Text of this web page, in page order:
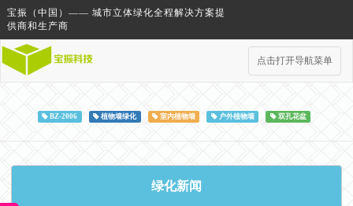
宝振（中国）—— 城市立体绿化全程解决方案提
供商和生产商
点击打开导航菜单
BZ-2006 植物墙绿化 室内植物墙 户外植物墙 双孔花盆
绿化新闻